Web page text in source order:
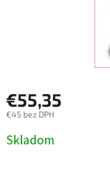
€55,35
€45 bez DPH
cena:
Skladom